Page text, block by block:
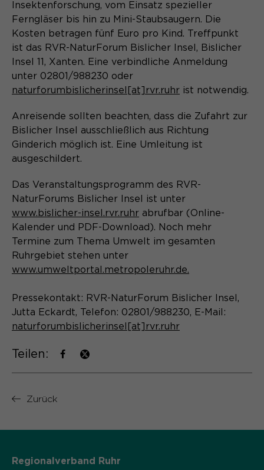
Schließen des Browsers wieder
gelöscht.
Zweck
PHPs Standard Sitzungs- Identifikation
(Formulare).
Name be_typo_user
Anbieter TYPO3
Zweck
Dieser Cookie teilt der Webseite mit,
ob ein Besucher im Typo3-Backend
angemeldet ist und die Rechte besitzt
Anbieter Sgalinski
Name _pk_ref.*
Anbieter Matomo
Name
Laufzeit Sitzung
Zweck
Temporäre Session-ID, ohne
personenbezogene Daten.
Insektenforschung, vom Einsatz spezieller
Ferngläser bis hin zu Mini-Staubsaugern. Die
Kosten betragen fünf Euro pro Kind. Treffpunkt
ist das RVR-NaturForum Bislicher Insel, Bislicher
Insel 11, Xanten. Eine verbindliche Anmeldung
unter 02801/988230 oder
naturforumbislicherinsel[at]rvr.ruhr ist notwendig.
Anreisende sollten beachten, dass die Zufahrt zur
Bislicher Insel ausschließlich aus Richtung
Ginderich möglich ist. Eine Umleitung ist
ausgeschildert.
Das Veranstaltungsprogramm des RVR-
NaturForums Bislicher Insel ist unter
www.bislicher-insel.rvr.ruhr abrufbar (Online-
Kalender und PDF-Download). Noch mehr
Termine zum Thema Umwelt im gesamten
Ruhrgebiet stehen unter
www.umweltportal.metropoleruhr.de.
Pressekontakt: RVR-NaturForum Bislicher Insel,
Jutta Eckardt, Telefon: 02801/988230, E-Mail:
naturforumbislicherinsel[at]rvr.ruhr
Teilen:
Zurück
Regionalverband Ruhr